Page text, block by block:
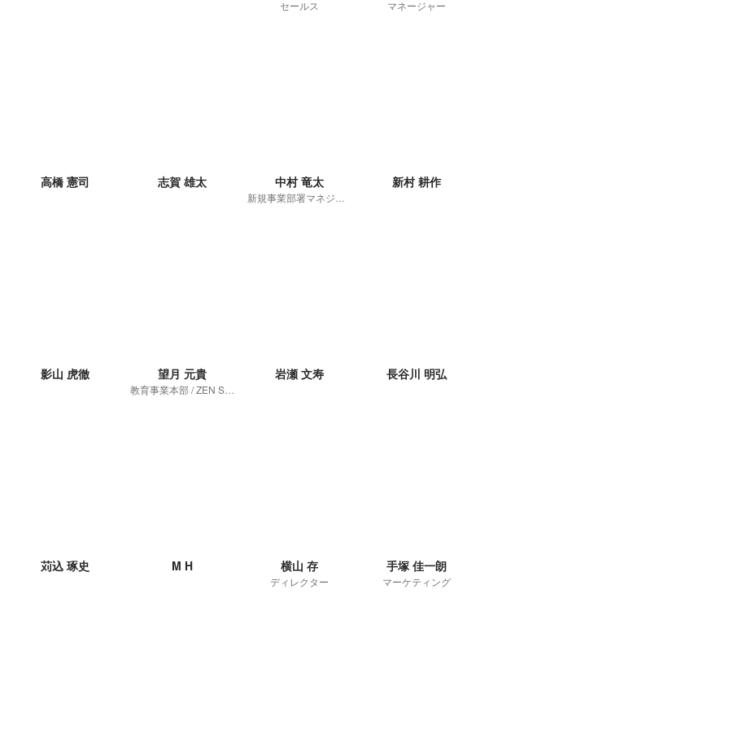
セールス マネージャー
高橋 憲司 志賀 雄太 中村 竜太 新村 耕作
影山 虎徹 望月 元貴 岩瀬 文寿 長谷川 明弘
苅込 琢史 M H 横山 存
ディレクター
手塚 佳一朗
マーケティング